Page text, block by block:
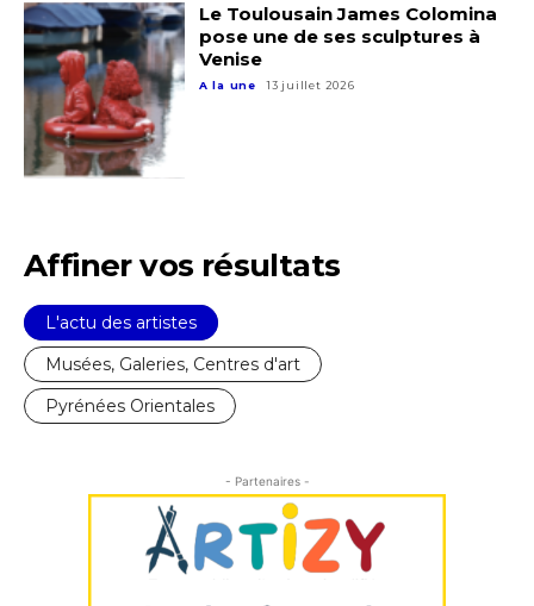
Le Toulousain James Colomina
pose une de ses sculptures à
Venise
A la une 13 juillet 2026
Affiner vos résultats
L'actu des artistes
Musées, Galeries, Centres d'art
Pyrénées Orientales
- Partenaires -